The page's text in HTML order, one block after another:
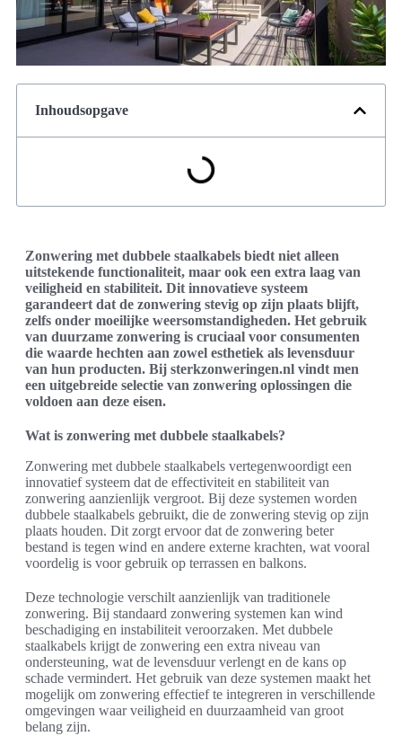
Inhoudsopgave
Zonwering met dubbele staalkabels biedt niet alleen
uitstekende functionaliteit, maar ook een extra laag van
veiligheid en stabiliteit. Dit innovatieve systeem
garandeert dat de zonwering stevig op zijn plaats blijft,
zelfs onder moeilijke weersomstandigheden. Het gebruik
van duurzame zonwering is cruciaal voor consumenten
die waarde hechten aan zowel esthetiek als levensduur
van hun producten. Bij sterkzonweringen.nl vindt men
een uitgebreide selectie van zonwering oplossingen die
voldoen aan deze eisen.
Wat is zonwering met dubbele staalkabels?
Zonwering met dubbele staalkabels vertegenwoordigt een
innovatief systeem dat de effectiviteit en stabiliteit van
zonwering aanzienlijk vergroot. Bij deze systemen worden
dubbele staalkabels gebruikt, die de zonwering stevig op zijn
plaats houden. Dit zorgt ervoor dat de zonwering beter
bestand is tegen wind en andere externe krachten, wat vooral
voordelig is voor gebruik op terrassen en balkons.
Deze technologie verschilt aanzienlijk van traditionele
zonwering. Bij standaard zonwering systemen kan wind
beschadiging en instabiliteit veroorzaken. Met dubbele
staalkabels krijgt de zonwering een extra niveau van
ondersteuning, wat de levensduur verlengt en de kans op
schade vermindert. Het gebruik van deze systemen maakt het
mogelijk om zonwering effectief te integreren in verschillende
omgevingen waar veiligheid en duurzaamheid van groot
belang zijn.